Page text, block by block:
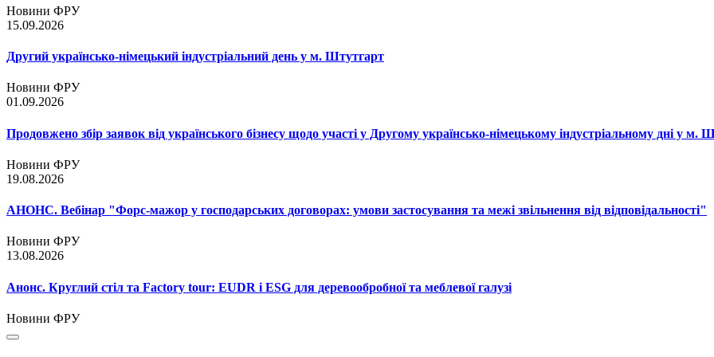
Новини ФРУ
15.09.2026
Другий українсько-німецький індустріальний день у м. Штутгарт
Новини ФРУ
01.09.2026
Продовжено збір заявок від українського бізнесу щодо участі у Другому українсько-німецькому індустріальному дні у м.
Новини ФРУ
19.08.2026
АНОНС. Вебінар "Форс-мажор у господарських договорах: умови застосування та межі звільнення від відповідальності"
Новини ФРУ
13.08.2026
Анонс. Круглий стіл та Factory tour: EUDR і ESG для деревообробної та меблевої галузі
Новини ФРУ